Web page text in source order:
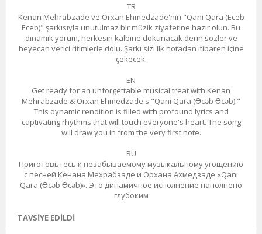
TR
Kenan Mehrabzade ve Orxan Ehmedzade'nin "Qanı Qara (Eceb
Eceb)" şarkısıyla unutulmaz bir müzik ziyafetine hazır olun. Bu
dinamik yorum, herkesin kalbine dokunacak derin sözler ve
heyecan verici ritimlerle dolu. Şarkı sizi ilk notadan itibaren içine
çekecek.
EN
Get ready for an unforgettable musical treat with Kenan
Mehrabzade & Orxan Ehmedzade's "Qanı Qara (Əcəb Əcəb)."
This dynamic rendition is filled with profound lyrics and
captivating rhythms that will touch everyone's heart. The song
will draw you in from the very first note.
RU
Приготовьтесь к незабываемому музыкальному угощению
с песней Кенана Мехрабзаде и Орхана Ахмедзаде «Qanı
Qara (Əcəb Əcəb)». Это динамичное исполнение наполнено
глубоким
TAVSIYE EDILDI